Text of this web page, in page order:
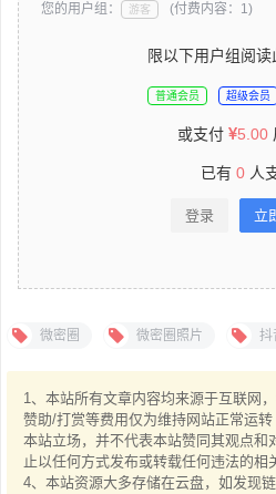
您的用户组： 游客 (付费内容：1)
限以下用户组阅
普通会员 超级会员
或支付 5.00
已有 0 人
登录 立
微密圈 微密圈照片 抖
1、本站所有文章内容均来源于互联网
赞助/打赏等费用仅为维持网站正常运
本站立场，并不代表本站赞同其观点和
止以任何方式发布或转载任何违法的相
4、本站资源大多存储在云盘，如发现